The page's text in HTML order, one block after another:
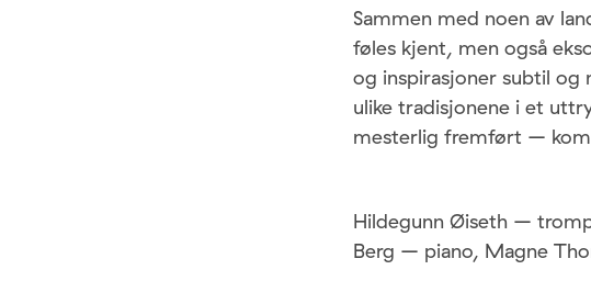
Sammen med noen av
føles kjent, men også
og inspirasjoner subtil
ulike tradisjonene i et
mesterlig fremført –
Hildegunn Øiseth –
Berg – piano, Magne